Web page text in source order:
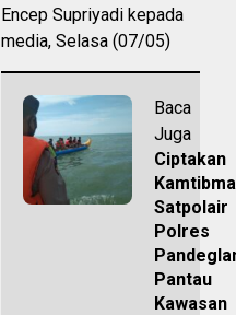
Encep Supriyadi kepada
media, Selasa (07/05)
Baca
Juga
Ciptakan
Satpolair
Polres
Pantau
Kawasan